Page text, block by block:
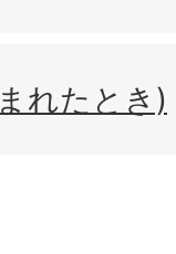
れたとき)